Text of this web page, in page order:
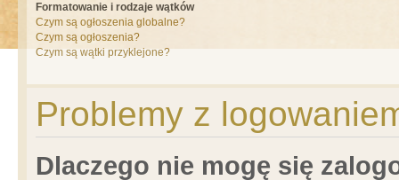
Formatowanie i rodzaje wątków
Czym są ogłoszenia globalne?
Czym są ogłoszenia?
Czym są wątki przyklejone?
Problemy z
Dlaczego nie mogę się